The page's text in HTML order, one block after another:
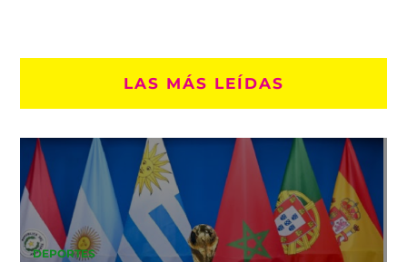
LAS MÁS LEÍDAS
DEPORTES